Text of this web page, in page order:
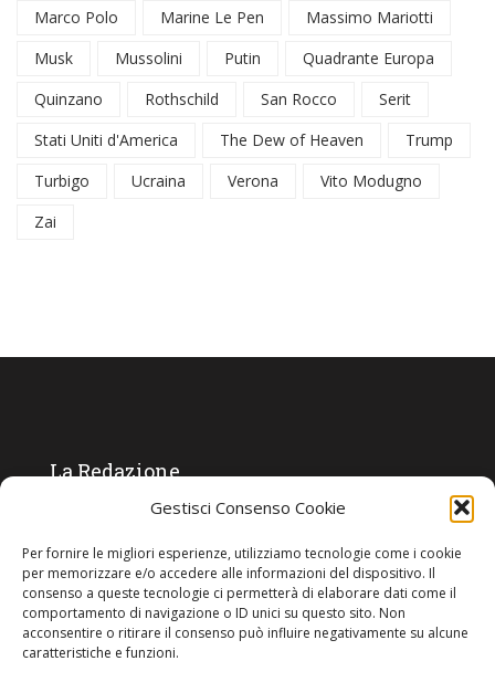
Gestisci Consenso Cookie
Per fornire le migliori esperienze, utilizziamo tecnologie come i cookie
per memorizzare e/o accedere alle informazioni del dispositivo. Il
consenso a queste tecnologie ci permetterà di elaborare dati come il
comportamento di navigazione o ID unici su questo sito. Non
acconsentire o ritirare il consenso può influire negativamente su alcune
caratteristiche e funzioni.
Marco Polo
Marine Le Pen
Massimo Mariotti
Musk
Mussolini Putin
Quadrante Europa
Quinzano
Rothschild San Rocco
Serit
Stati Uniti d'America
The Dew of Heaven
Trump
Turbigo
Ucraina Verona
Vito Modugno
Zai
La Redazione
Critica Letteraria:Ambrogio Bianchi
Vita Politica:Ermete Barbieri
Costume e moda:Ada Simoni